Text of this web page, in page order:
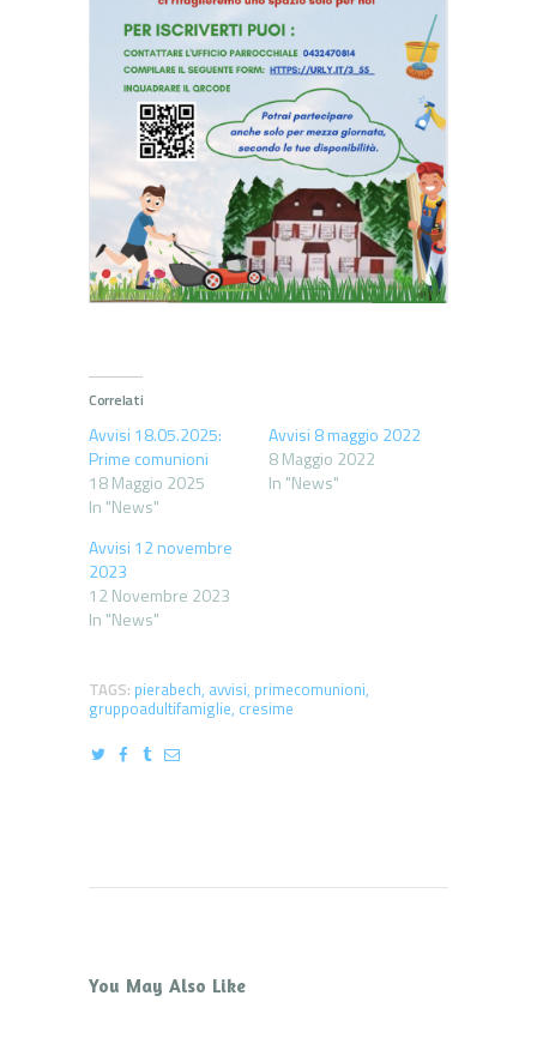
Correlati
Avvisi 18.05.2025:
Prime comunioni
18 Maggio 2025
In "News"
Avvisi 8 maggio 2022
8 Maggio 2022
In "News"
Avvisi 12 novembre
2023
12 Novembre 2023
In "News"
TAGS: pierabech, avvisi, primecomunioni,
gruppoadultifamiglie, cresime
You May Also Like